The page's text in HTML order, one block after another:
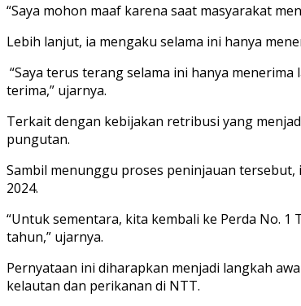
“Saya mohon maaf karena saat masyarakat
Lebih lanjut, ia mengaku selama ini hanya
“Saya terus terang selama ini hanya
terima,” ujarnya.
Terkait dengan kebijakan retribusi yang
pungutan.
Sambil menunggu proses peninjauan
2024.
“Untuk sementara, kita kembali ke Perda No.
tahun,” ujarnya.
Pernyataan ini diharapkan menjadi langkah
kelautan dan perikanan di NTT.